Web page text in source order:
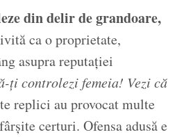
din delir de grandoare,
ca o proprietate,
asupra reputației
ți controlezi femeia! Vezi că
replici au provocat multe
certuri. Ofensa adusă e